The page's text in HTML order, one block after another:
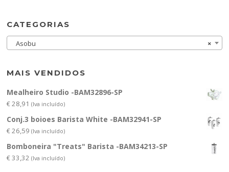
CATEGORIAS
×
Asobu
MAIS VENDIDOS
Mealheiro Studio -BAM32896-SP
€28,91 (Iva incluído)
Conj.3 boioes Barista White -BAM32941-SP
€26,59 (Iva incluído)
Bomboneira "Treats" Barista -BAM34213-SP
€33,32 (Iva incluído)